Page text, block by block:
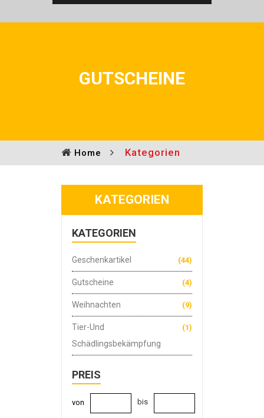
GUTSCHEINE
Home Kategorien
KATEGORIEN
KATEGORIEN
(44)
Geschenkartikel
(4)
Gutscheine
(9)
Weihnachten
(1)
Tier-Und
Schädlingsbekämpfung
PREIS
von bis